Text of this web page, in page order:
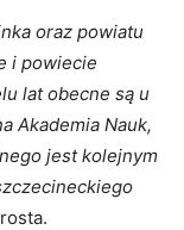
oraz powiatu
i powiecie
lat obecne są u
Akademia Nauk,
jest kolejnym